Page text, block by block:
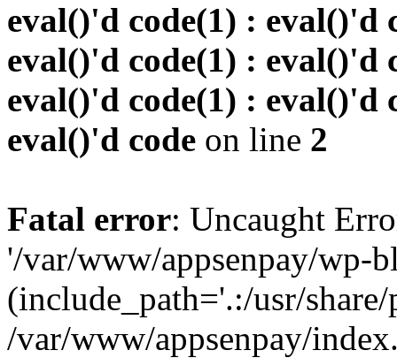
eval()'d code(1) : eval()'d
eval()'d code(1) : eval()'d
eval()'d code(1) : eval()'d
eval()'d code on line 2
Fatal error: Uncaught
'/var/www/appsenpay/wp-
(include_path='.:/usr/
/var/www/appsenpay/